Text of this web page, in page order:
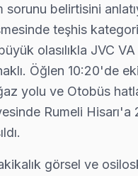
Mahallesi,
TV Servisi
yeşil alanlarıyla
TV Servisi
dikkat
JVC TV Servisi
sorunu belirtisini
teşhis
olasılıkla JVC
Öğlen 10:20'de
yolu ve Otobüs
Rumeli Hisarı'a
görsel ve